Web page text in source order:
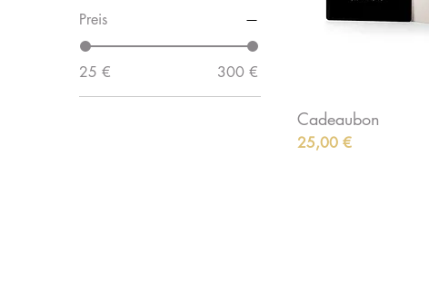
Preis
25 € 300 €
Cadeaubon
Preis
25,00 €